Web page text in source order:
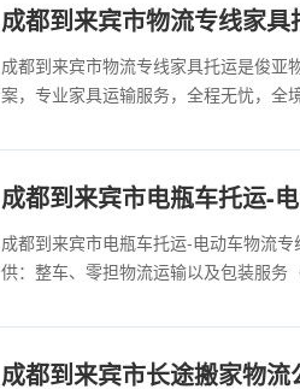
成都到来宾市物流专线家具
成都到来宾市物流专线家具托运是俊亚
案，专业家具运输服务，全程无忧，全
成都到来宾市电瓶车托运-
成都到来宾市电瓶车托运-电动车物流
供：整车、零担物流运输以及包装服务
成都到来宾市长途搬家物流